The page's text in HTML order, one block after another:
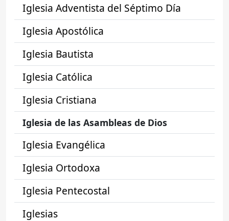
Iglesia Adventista del Séptimo Día
Iglesia Apostólica
Iglesia Bautista
Iglesia Católica
Iglesia Cristiana
Iglesia de las Asambleas de Dios
Iglesia Evangélica
Iglesia Ortodoxa
Iglesia Pentecostal
Iglesias